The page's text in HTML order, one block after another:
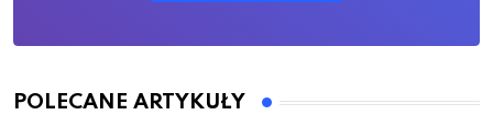
POLECANE ARTYKUŁY